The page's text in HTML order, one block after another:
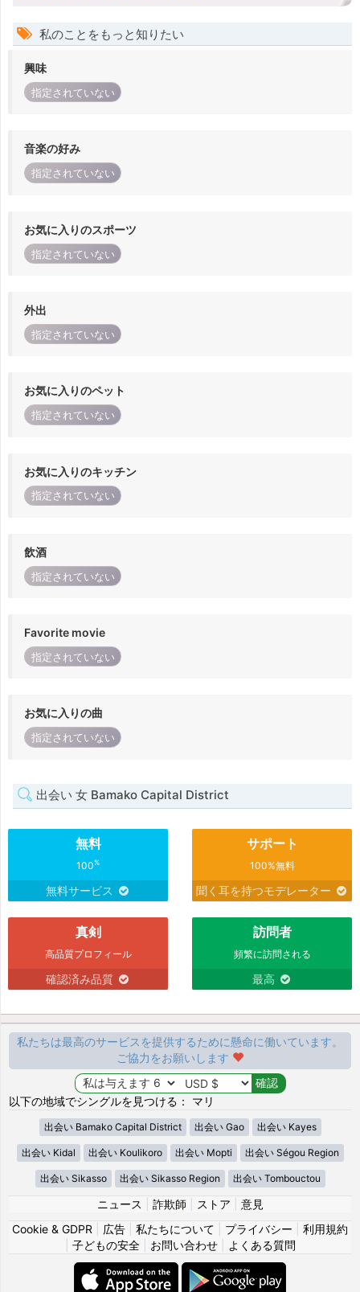
私のことをもっと知りたい
興味
指定されていない
音楽の好み
指定されていない
お気に入りのスポーツ
指定されていない
外出
指定されていない
お気に入りのペット
指定されていない
お気に入りのキッチン
指定されていない
飲酒
指定されていない
Favorite movie
指定されていない
お気に入りの曲
指定されていない
出会い 女 Bamako Capital District
無料
100%
無料サービス
サポート
100%無料
聞く耳を持つモデレーター
真剣
高品質プロフィール
確認済み品質
訪問者
頻繁に訪問される
最高
私たちは最高のサービスを提供するために懸命に働いています。
ご協力をお願いします
以下の地域でシングルを見つける： マリ
出会い Bamako Capital District 出会い Gao 出会い Kayes
出会い Kidal 出会い Koulikoro 出会い Mopti 出会い Ségou Region
出会い Sikasso 出会い Sikasso Region 出会い Tombouctou
ニュース 詐欺師 ストア
意見
Cookie & GDPR
広告 私たちについて プライバシー
利用規約
子どもの安全| お問い合わせ| よくある質問